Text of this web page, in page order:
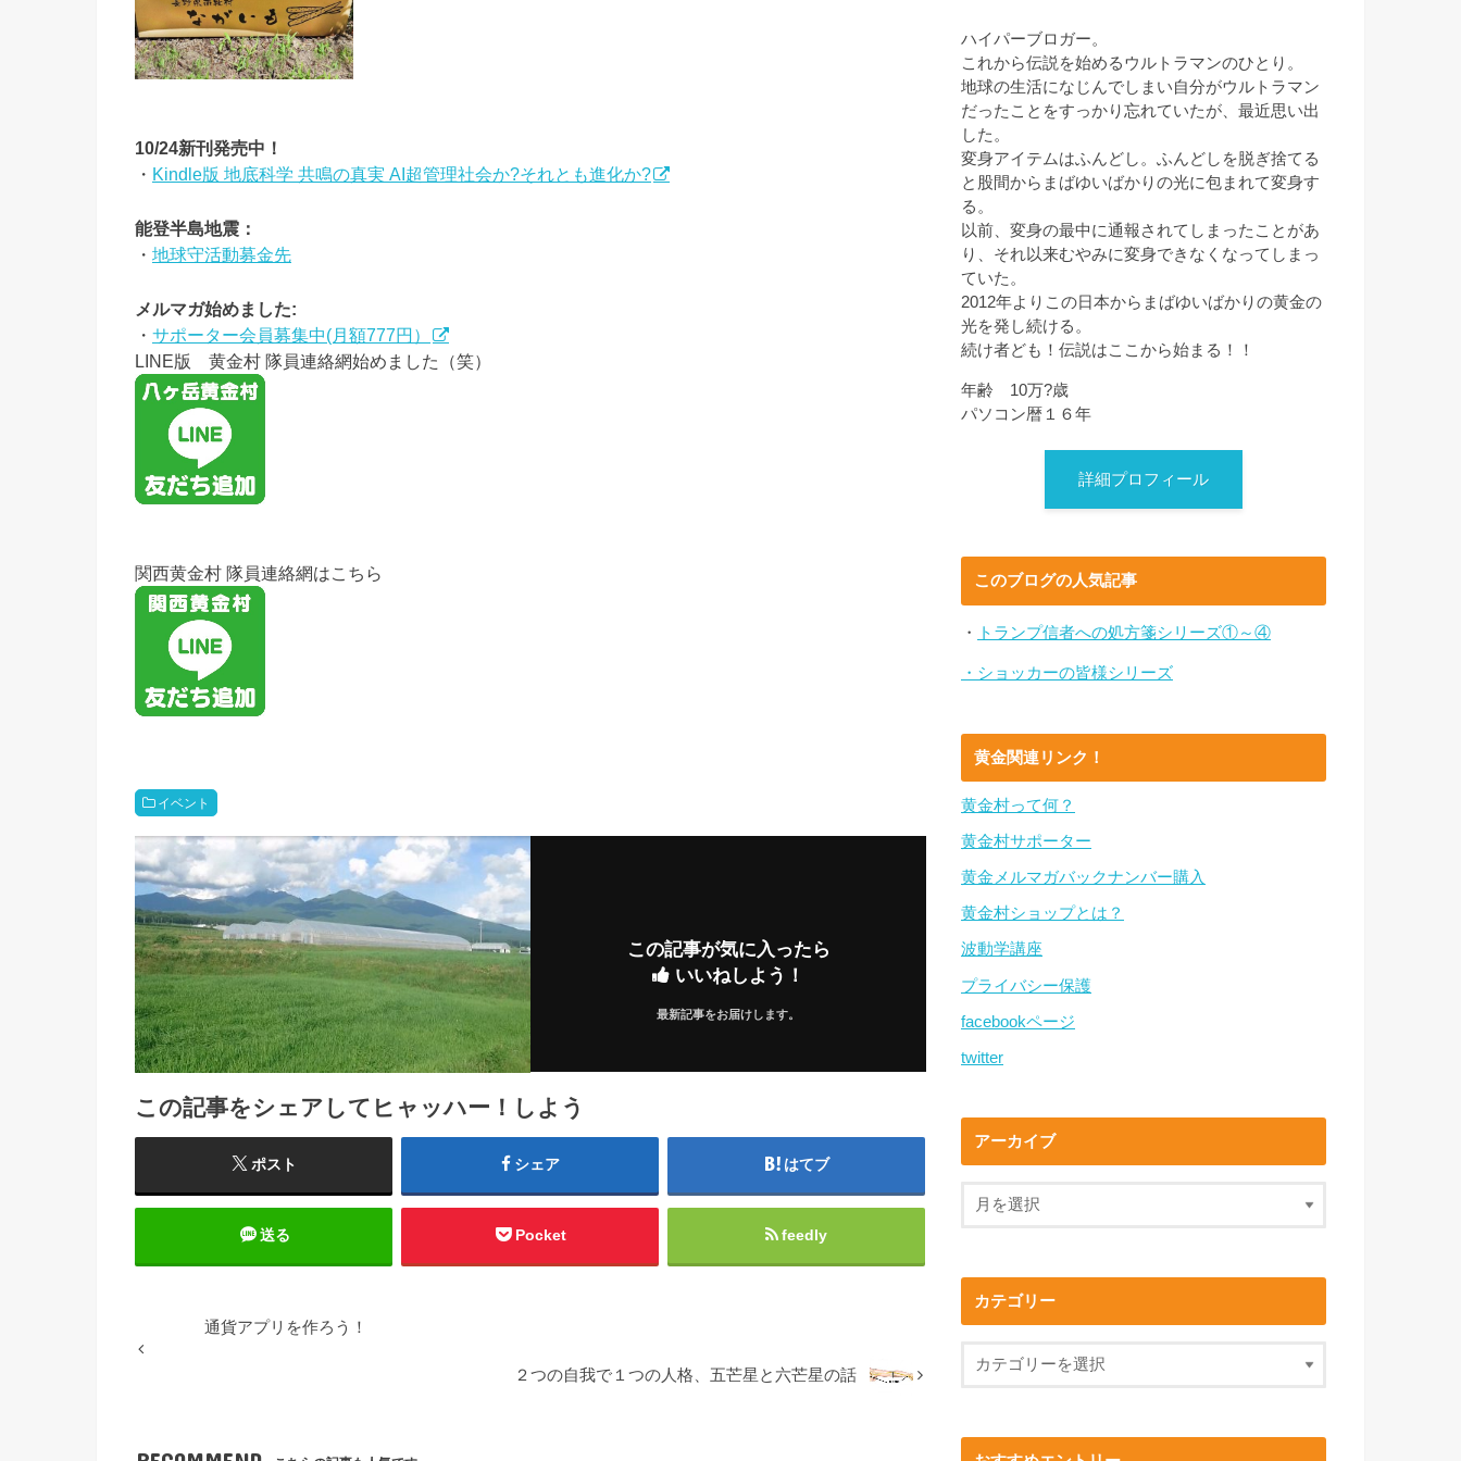
10/24新刊発売中！
・ Kindle版 地底科学 共鳴の真実 AI超管理社会か?それとも進化か?
能登半島地震：
・ 地球守活動募金先
メルマガ始めました:
・ サポーター会員募集中(月額777円）
LINE版 黄金村 隊員連絡網始めました（笑）
関西黄金村 隊員連絡網はこちら
イベント
この記事が気に入ったら
いいねしよう！
最新記事をお届けします。
この記事をシェアしてヒャッハー！しよう
ポスト シェア はてブ
送る Pocket feedly
通貨アプリを作ろう！
２つの自我で１つの人格、五芒星と六芒星の話
ハイパーブロガー。
これから伝説を始めるウルトラマンのひとり。
地球の生活になじんでしまい自分がウルトラマン
だったことをすっかり忘れていたが、最近思い出
した。
変身アイテムはふんどし。ふんどしを脱ぎ捨てる
と股間からまばゆいばかりの光に包まれて変身す
る。
以前、変身の最中に通報されてしまったことがあ
り、それ以来むやみに変身できなくなってしまっ
ていた。
2012年よりこの日本からまばゆいばかりの黄金の
光を発し続ける。
続け者ども！伝説はここから始まる！！
年齢 10万?歳
パソコン暦１６年
詳細プロフィール
このブログの人気記事
・ トランプ信者への処方箋シリーズ①～④
・ショッカーの皆様シリーズ
黄金関連リンク！
黄金村って何？
黄金村サポーター
黄金メルマガバックナンバー購入
黄金村ショップとは？
波動学講座
プライバシー保護
facebookページ
twitter
アーカイブ
カテゴリー